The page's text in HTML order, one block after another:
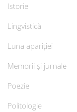
Istorie
Lingvistică
Luna apariției
Memorii și jurnale
Poezie
Politologie